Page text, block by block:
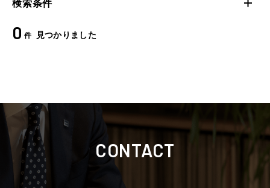
0 件 見つかりました
検索条件
CONTACT